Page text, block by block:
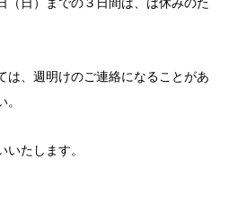
は、週明けのご連絡になることがあ
たします。